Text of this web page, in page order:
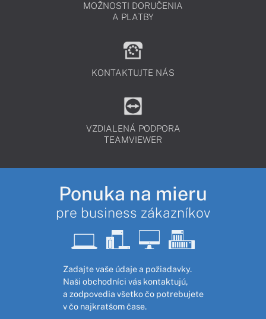
MOŽNOSTI DORUČENIA
A PLATBY
KONTAKTUJTE NÁS
VZDIALENÁ PODPORA
TEAMVIEWER
Ponuka na mieru
pre business zákazníkov
Zadajte vaše údaje a požiadavky.
Naši obchodníci vás kontaktujú,
a zodpovedia všetko čo potrebujete
v čo najkratšom čase.